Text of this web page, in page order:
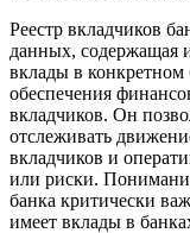
Реестр вкладчиков
данных,
вклады в
обеспечения
вкладчиков. Он
отслеживать
вкладчиков и
или риски.
банка критически
имеет вклады в